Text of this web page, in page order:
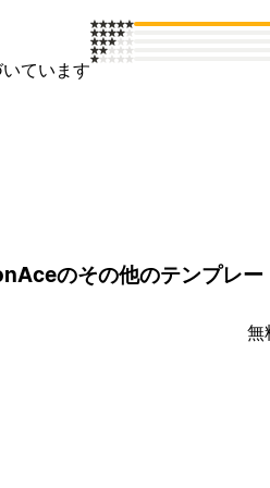
ています
のその他のテンプレー
無